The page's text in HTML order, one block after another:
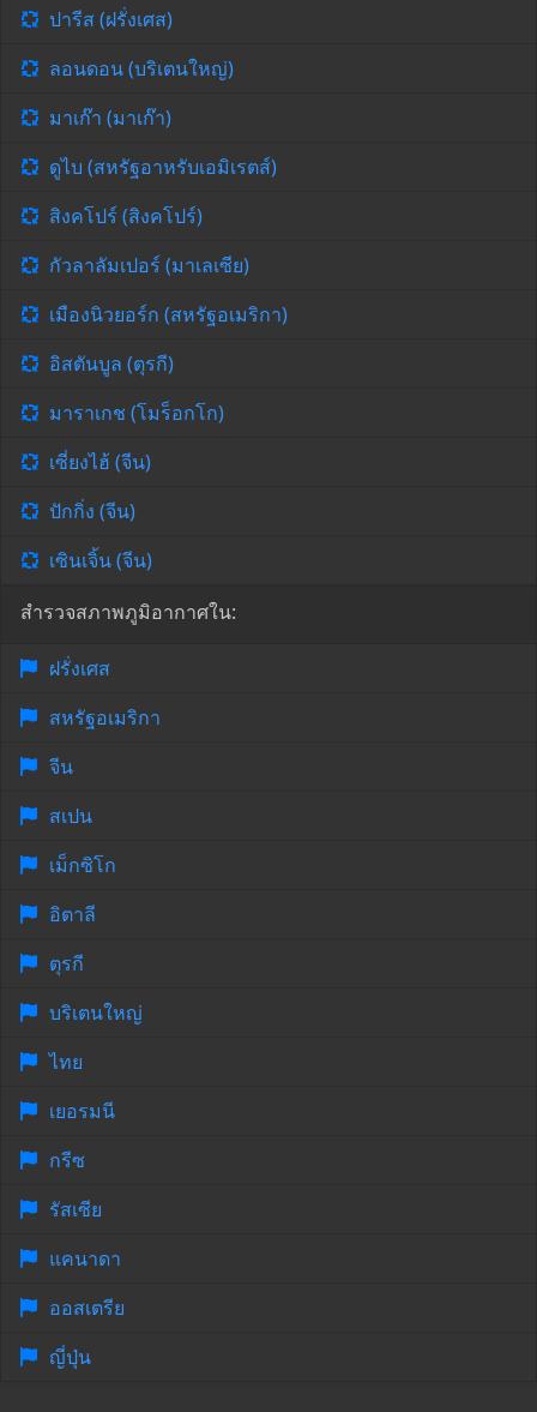
ปารีส (ฝรั่งเศส)
ลอนดอน (บริเตนใหญ่)
มาเก๊า (มาเก๊า)
ดูไบ (สหรัฐอาหรับเอมิเรตส์)
สิงคโปร์ (สิงคโปร์)
กัวลาลัมเปอร์ (มาเลเซีย)
เมืองนิวยอร์ก (สหรัฐอเมริกา)
อิสตันบูล (ตุรกี)
มาราเกช (โมร็อกโก)
เซี่ยงไฮ้ (จีน)
ปักกิ่ง (จีน)
เซินเจิ้น (จีน)
สำรวจสภาพภูมิอากาศใน:
ฝรั่งเศส
สหรัฐอเมริกา
จีน
สเปน
เม็กซิโก
อิตาลี
ตุรกี
บริเตนใหญ่
ไทย
เยอรมนี
กรีซ
รัสเซีย
แคนาดา
ออสเตรีย
ญี่ปุ่น